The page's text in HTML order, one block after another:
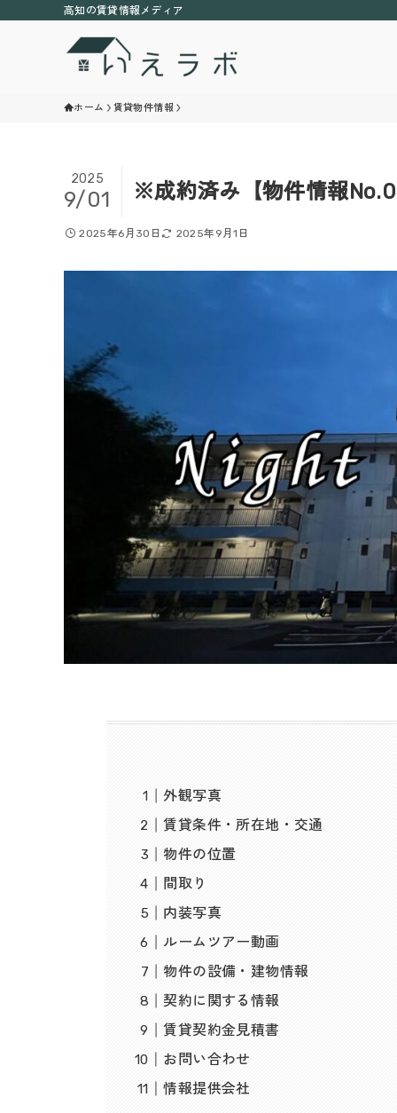
高知の賃貸情報メディア
ホーム 賃貸物件情報
※成約済み【物件情報
2025
9/01
2025年6月30日 2025年9月1日
外観写真
賃貸条件・所在地・交通
物件の位置
間取り
内装写真
ルームツアー動画
物件の設備・建物情報
契約に関する情報
賃貸契約金見積書
お問い合わせ
情報提供会社